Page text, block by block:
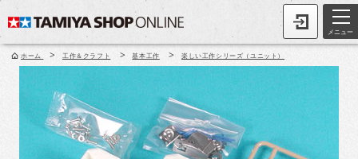
メニュー
ホーム > 工作＆クラフト > 基本工作 > 楽しい工作シリーズ（ユニット）